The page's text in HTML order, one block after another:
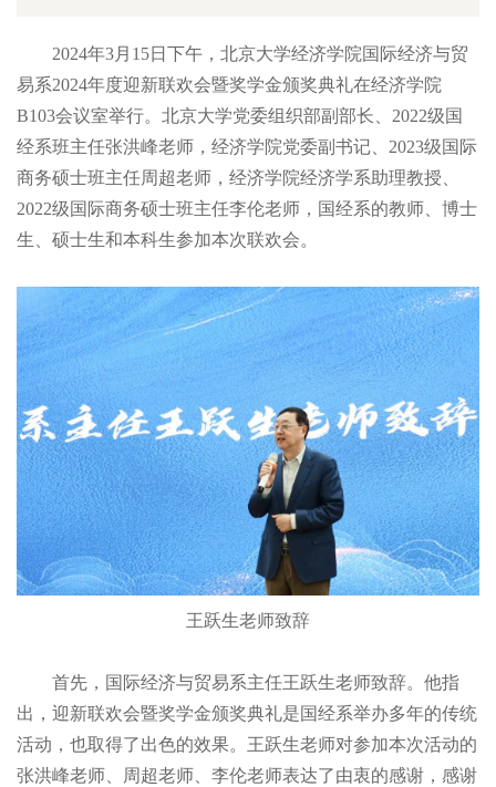
2024年3月15日下午，北京大学经济学院国际经济与贸
易系2024年度迎新联欢会暨奖学金颁奖典礼在经济学院
B103会议室举行。北京大学党委组织部副部长、2022级国
经系班主任张洪峰老师，经济学院党委副书记、2023级国际
商务硕士班主任周超老师，经济学院经济学系助理教授、
2022级国际商务硕士班主任李伦老师，国经系的教师、博士
生、硕士生和本科生参加本次联欢会。
王跃生老师致辞
首先，国际经济与贸易系主任王跃生老师致辞。他指
出，迎新联欢会暨奖学金颁奖典礼是国经系举办多年的传统
活动，也取得了出色的效果。王跃生老师对参加本次活动的
张洪峰老师、周超老师、李伦老师表达了由衷的感谢，感谢